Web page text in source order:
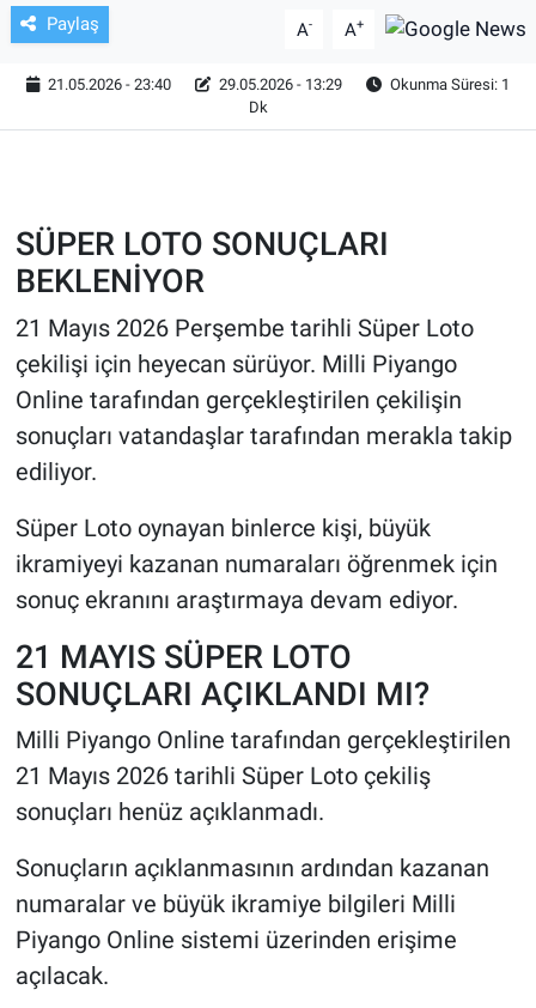
Paylaş A- A+
21.05.2026 - 23:40 29.05.2026 - 13:29
Okunma Süresi: 1
Dk
SÜPER LOTO SONUÇLARI
BEKLENİYOR
21 Mayıs 2026 Perşembe tarihli Süper Loto
çekilişi için heyecan sürüyor. Milli Piyango
Online tarafından gerçekleştirilen çekilişin
sonuçları vatandaşlar tarafından merakla takip
ediliyor.
Süper Loto oynayan binlerce kişi, büyük
ikramiyeyi kazanan numaraları öğrenmek için
sonuç ekranını araştırmaya devam ediyor.
21 MAYIS SÜPER LOTO
SONUÇLARI AÇIKLANDI MI?
Milli Piyango Online tarafından gerçekleştirilen
21 Mayıs 2026 tarihli Süper Loto çekiliş
sonuçları henüz açıklanmadı.
Sonuçların açıklanmasının ardından kazanan
numaralar ve büyük ikramiye bilgileri Milli
Piyango Online sistemi üzerinden erişime
açılacak.
KÜLTÜR SANAT
ASAYİŞ
ÇEVRE
HABERDE İNSAN
POLİTİKA
SPOR
Bilim, Teknoloji